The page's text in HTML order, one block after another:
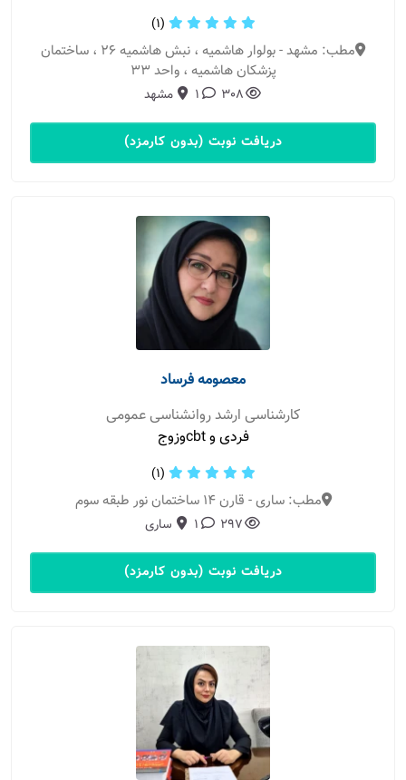
(1)
مطب: مشهد - بولوار هاشمیه ، نبش هاشمیه ۲۶ ، ساختمان
پزشکان هاشمیه ، واحد ۳۳
308
1 مشهد
دریافت نوبت (بدون کارمزد)
معصومه فرساد
کارشناسی ارشد روانشناسی عمومی
فردی و cbtوزوج
(1)
مطب: ساری - قارن ۱۴ ساختمان نور طبقه سوم
297
1 ساری
دریافت نوبت (بدون کارمزد)